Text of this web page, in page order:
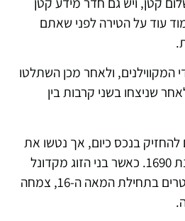
עוד על הטירה לפני שאתם
המקווילנים, ולאחר מכן השתלטו
שניצחו בשני קרבות בין
להחזיק בנכס כיום, אך נטשו את
האתר לאחר קרב בוין בשנת 1690. כאשר בני הזוג מקדונל
הפכו לרוזנים של מחוז אנטרים בתחילת המאה ה-16, צמחה